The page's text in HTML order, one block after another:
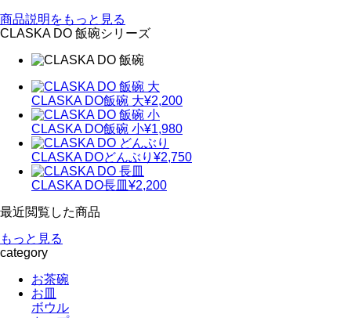
商品説明をもっと見る
CLASKA DO 飯碗シリーズ
CLASKA DO飯碗 大¥2,200
CLASKA DO飯碗 小¥1,980
CLASKA DOどんぶり ¥2,750
CLASKA DO長皿 ¥2,200
最近閲覧した商品
もっと見る
category
お茶碗
お皿
ボウル